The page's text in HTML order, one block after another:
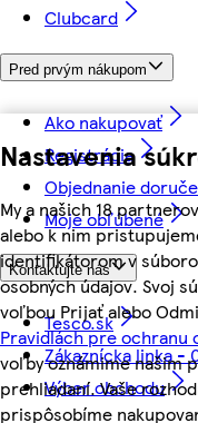
Nastavenia
My a našich 18
alebo k nim
identifikátorom v
osobných údajov. Svoj
voľbou Prijať alebo
Pravidlách pre ochranu
voľby oznámime našim
prehliadaní. Vaše
prispôsobíme
Clubcard
Pred prvým nákupom
Ako nakupovať
Registrácia
Objednanie
Moje obľúbené
Kontaktujte nás
Tesco.sk
Zákaznícka linka -
Výber obchodu